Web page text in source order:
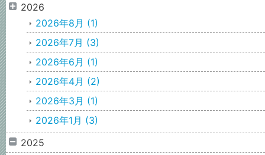
2026
2026年8月 (1)
2026年7月 (3)
2026年6月 (1)
2026年4月 (2)
2026年3月 (1)
2026年1月 (3)
2025